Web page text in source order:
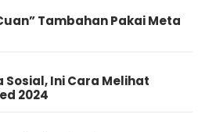
Tambahan Pakai Meta
Sosial, Ini Cara Melihat
2024